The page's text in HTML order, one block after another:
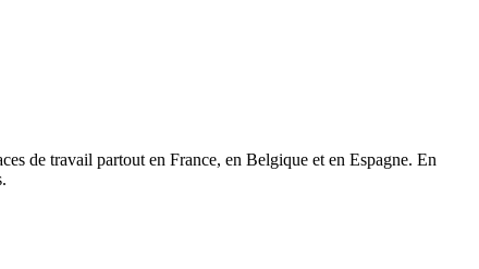
de travail partout en France, en Belgique et en Espagne. En